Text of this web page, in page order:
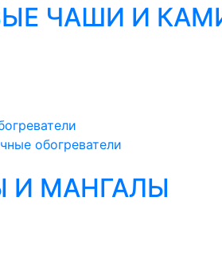
ЧАШИ И
обогреватели
И МАНГАЛЫ